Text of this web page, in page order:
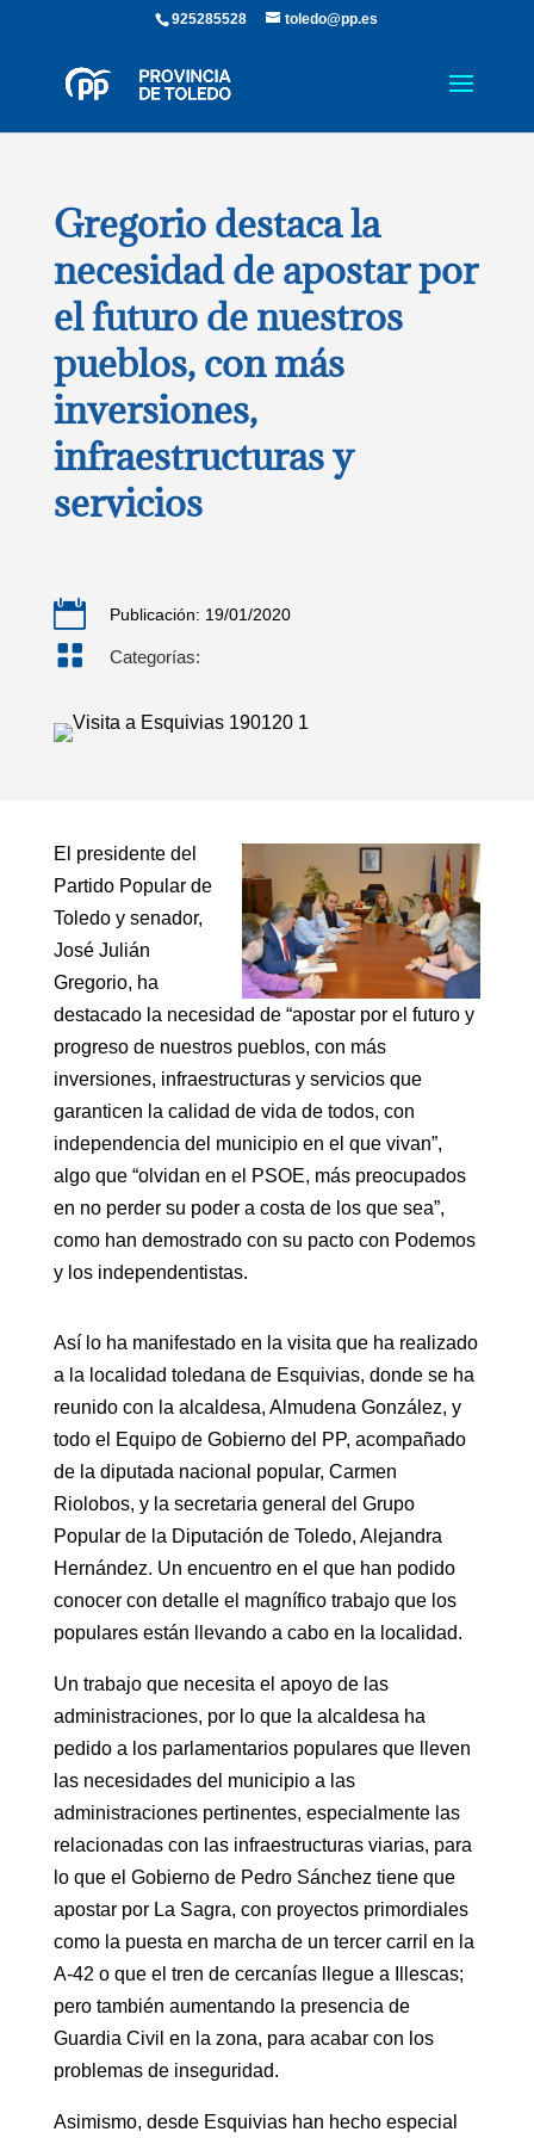
925285528 toledo@pp.es
Gregorio destaca la
necesidad de apostar por
el futuro de nuestros
pueblos, con más
inversiones,
infraestructuras y
servicios
 Publicación: 19/01/2020
 Categorías:
El presidente del
Partido Popular de
Toledo y senador,
José Julián
Gregorio, ha
destacado la necesidad de “apostar por el futuro y
progreso de nuestros pueblos, con más
inversiones, infraestructuras y servicios que
garanticen la calidad de vida de todos, con
independencia del municipio en el que vivan”,
algo que “olvidan en el PSOE, más preocupados
en no perder su poder a costa de los que sea”,
como han demostrado con su pacto con Podemos
y los independentistas.
Así lo ha manifestado en la visita que ha realizado
a la localidad toledana de Esquivias, donde se ha
reunido con la alcaldesa, Almudena González, y
todo el Equipo de Gobierno del PP, acompañado
de la diputada nacional popular, Carmen
Riolobos, y la secretaria general del Grupo
Popular de la Diputación de Toledo, Alejandra
Hernández. Un encuentro en el que han podido
conocer con detalle el magnífico trabajo que los
populares están llevando a cabo en la localidad.
Un trabajo que necesita el apoyo de las
administraciones, por lo que la alcaldesa ha
pedido a los parlamentarios populares que lleven
las necesidades del municipio a las
administraciones pertinentes, especialmente las
relacionadas con las infraestructuras viarias, para
lo que el Gobierno de Pedro Sánchez tiene que
apostar por La Sagra, con proyectos primordiales
como la puesta en marcha de un tercer carril en la
A-42 o que el tren de cercanías llegue a Illescas;
pero también aumentando la presencia de
Guardia Civil en la zona, para acabar con los
problemas de inseguridad.
Asimismo, desde Esquivias han hecho especial